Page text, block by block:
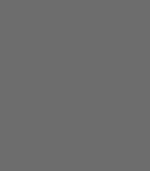
sus datos
es de
de
de Switzerland